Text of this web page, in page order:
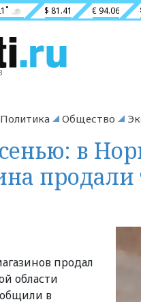
$ 81.41 € 94.06
Политика Общество
в
продал
области
в